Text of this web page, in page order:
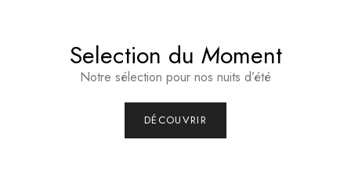
Selection du Moment
Notre sélection pour nos nuits d’été
DÉCOUVRIR